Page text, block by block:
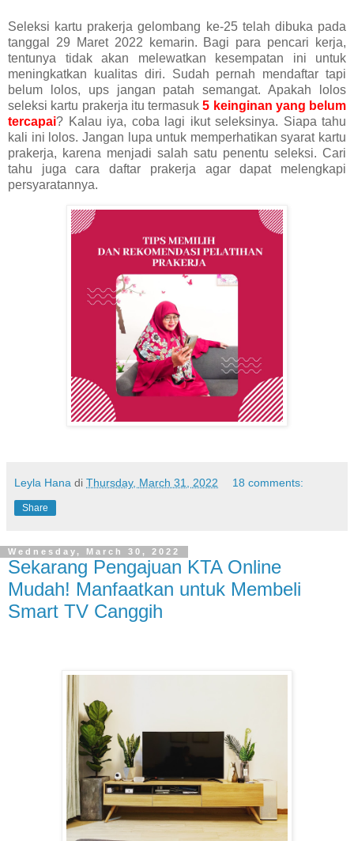
Seleksi kartu prakerja gelombang ke-25 telah dibuka pada
tanggal 29 Maret 2022 kemarin. Bagi para pencari kerja,
tentunya tidak akan melewatkan kesempatan ini untuk
meningkatkan kualitas diri. Sudah pernah mendaftar tapi
belum lolos, ups jangan patah semangat. Apakah lolos
seleksi kartu prakerja itu termasuk5 keinginan yang belum
tercapai? Kalau iya, coba lagi ikut seleksinya. Siapa tahu
kali ini lolos. Jangan lupa untuk memperhatikan syarat kartu
prakerja, karena menjadi salah satu penentu seleksi. Cari
tahu juga cara daftar prakerja agar dapat melengkapi
persyaratannya.
Leyla Hana di Thursday, March 31, 2022 18 comments:
Share
Wednesday, March 30, 2022
Sekarang Pengajuan KTA Online
Mudah! Manfaatkan untuk Membeli
Smart TV Canggih